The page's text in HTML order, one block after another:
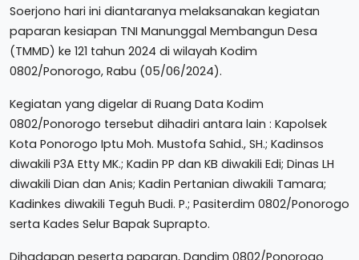
Soerjono hari ini diantaranya melaksanakan kegiatan
paparan kesiapan TNI Manunggal Membangun Desa
(TMMD) ke 121 tahun 2024 di wilayah Kodim
0802/Ponorogo, Rabu (05/06/2024).
Kegiatan yang digelar di Ruang Data Kodim
0802/Ponorogo tersebut dihadiri antara lain : Kapolsek
Kota Ponorogo Iptu Moh. Mustofa Sahid., SH.; Kadinsos
diwakili P3A Etty MK.; Kadin PP dan KB diwakili Edi; Dinas LH
diwakili Dian dan Anis; Kadin Pertanian diwakili Tamara;
Kadinkes diwakili Teguh Budi. P.; Pasiterdim 0802/Ponorogo
serta Kades Selur Bapak Suprapto.
Dihadapan peserta paparan, Dandim 0802/Ponorogo